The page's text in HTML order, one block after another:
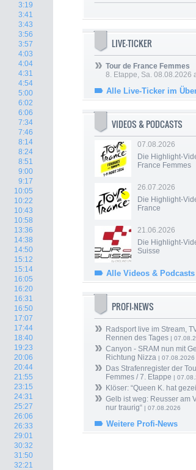
3:19
3:41
3:43
3:56
3:57
4:03
4:04
4:31
4:54
5:00
6:02
6:06
7:34
7:46
8:14
8:24
8:51
9:00
9:17
10:05
10:22
10:43
10:58
13:36
14:38
14:50
15:12
15:14
16:05
16:20
16:31
16:50
17:07
17:44
18:40
19:23
20:06
20:44
21:55
23:15
24:31
25:27
26:06
26:33
29:01
30:32
31:50
32:21
LIVE-TICKER
Tour de France Femmes
8. Etappe, Sa. 08.08.2026
Alle Live-Ticker im
VIDEOS & PODCASTS
07.08.2026
Die Highlight-
France Femmes
26.07.2026
Die Highlight-
France
21.06.2026
Die Highlight-
Suisse
Alle Videos &
PROFI-NEWS
Radsport live im Stream,
Rennen des Tages |
Canyon - SRAM nun mit
Richtung Nizza | 07.08.2026
Das Strafenregister der
Femmes / 7. Etappe |
Klöser: “Queen K. hat
Gelb ist weg: Reusser am
nur traurig“ | 07.08.2026
Weitere Profi-News